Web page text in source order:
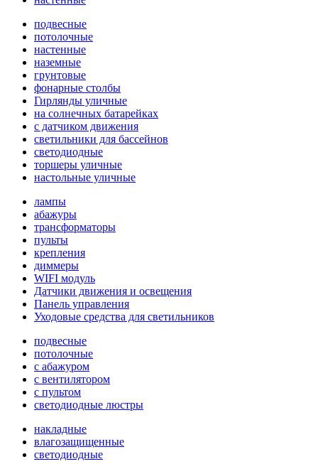
подвесные
потолочные
настенные
наземные
грунтовые
фонарные столбы
Гирлянды уличные
на солнечных батарейках
с датчиком движения
светильники для бассейнов
светодиодные
торшеры уличные
настольные уличные
лампы
абажуры
трансформаторы
пульты
крепления
диммеры
WIFI модуль
Датчики движения и освещения
Панель управления
Уходовые средства для светильников
подвесные
потолочные
с абажуром
с вентилятором
с пультом
светодиодные люстры
накладные
влагозащищенные
светодиодные